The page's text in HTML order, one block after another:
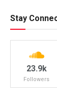
Stay
23.9k
Followers